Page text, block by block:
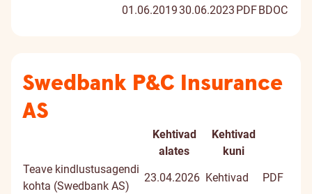
01.06.201930.06.2023 PDFBDOC
Swedbank P&C Insurance
AS
pealkiri
Kehtivad
alates
Kehtivad
kuni
Teave kindlustusagendi
kohta (Swedbank AS)
23.04.2026 Kehtivad
PDF